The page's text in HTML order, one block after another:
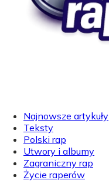
Najnowsze artykuły
Teksty
Polski rap
Utwory i albumy
Zagraniczny rap
Życie raperów